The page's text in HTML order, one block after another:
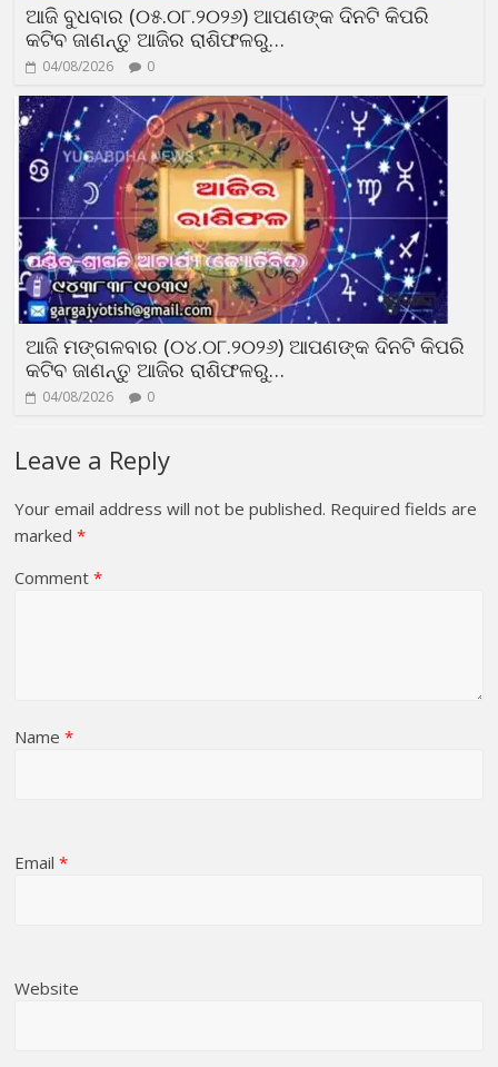
ଆଜି ବୁଧବାର (୦୫.୦୮.୨୦୨୬) ଆପଣଙ୍କ ଦିନଟି କିପରି
କଟିବ ଜାଣନ୍ତୁ ଆଜିର ରାଶିଫଳରୁ…
04/08/2026 0
ଆଜି ମଙ୍ଗଳବାର (୦୪.୦୮.୨୦୨୬) ଆପଣଙ୍କ ଦିନଟି କିପରି
କଟିବ ଜାଣନ୍ତୁ ଆଜିର ରାଶିଫଳରୁ…
04/08/2026 0
Leave a Reply
Your email address will not be published. Required fields are
marked*
Comment*
Name*
Email*
Website